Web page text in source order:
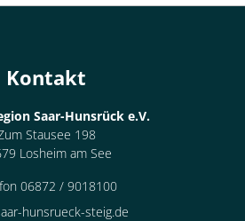
Kontakt
Saar-Hunsrück e.V.
Stausee 198
Losheim am See
06872 / 9018100
hunsrueck-steig.de